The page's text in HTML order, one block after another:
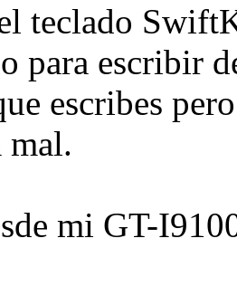
teclado
para escribir
escribes
mal.
mi GT-